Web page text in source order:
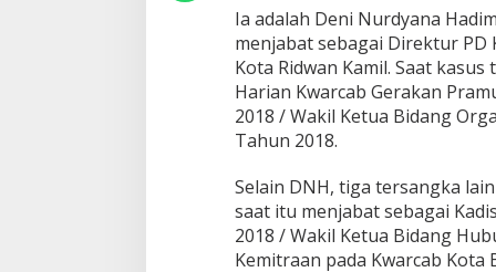
r
u
p
s
i
D
H
i
b
a
Ia adalah Deni Nurdyana
menjabat sebagai Direktur PD
Kota Ridwan Kamil. Saat
Harian Kwarcab Gerakan
2018 / Wakil Ketua Bidang
Tahun 2018.
Selain DNH, tiga tersangka
saat itu menjabat sebagai
2018 / Wakil Ketua Bidang
Kemitraan pada Kwarcab Kota